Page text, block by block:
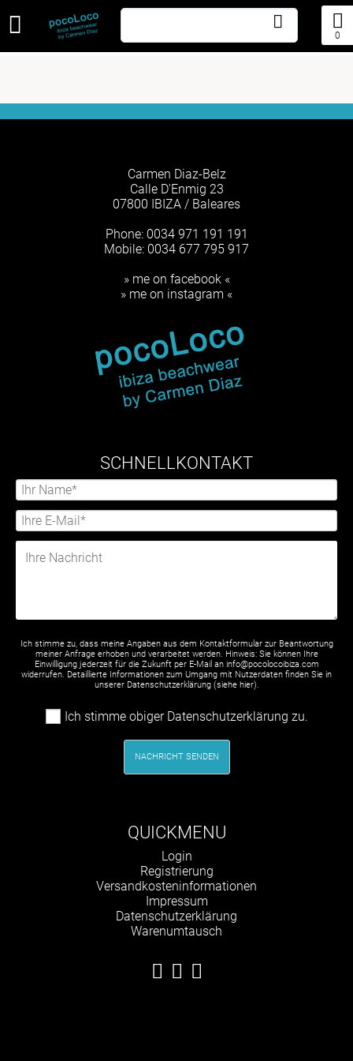
0
Carmen Diaz-Belz
Calle D'Enmig 23
07800 IBIZA / Baleares
Phone: 0034 971 191 191
Mobile: 0034 677 795 917
» me on facebook «
» me on instagram «
SCHNELLKONTAKT
Ich stimme zu, dass meine Angaben aus dem Kontaktformular zur Beantwortung
meiner Anfrage erhoben und verarbeitet werden. Hinweis: Sie können Ihre
Einwilligung jederzeit für die Zukunft per E-Mail an info@pocolocoibiza.com
widerrufen. Detaillierte Informationen zum Umgang mit Nutzerdaten finden Sie in
unserer Datenschutzerklärung (siehe hier).
Ich stimme obiger Datenschutzerklärung zu.
NACHRICHT SENDEN
QUICKMENU
Navigation
überspringen
Login
Registrierung
Versandkosteninformationen
Impressum
Datenschutzerklärung
Warenumtausch